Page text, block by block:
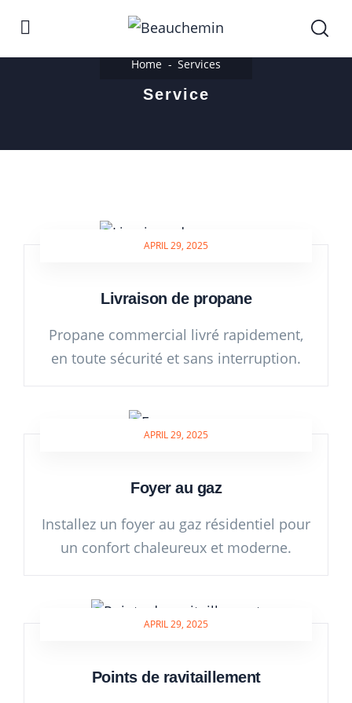
Home Services
Service
APRIL 29, 2025
Livraison de propane
Propane commercial livré rapidement,
en toute sécurité et sans interruption.
APRIL 29, 2025
Foyer au gaz
Installez un foyer au gaz résidentiel pour
un confort chaleureux et moderne.
APRIL 29, 2025
Points de ravitaillement